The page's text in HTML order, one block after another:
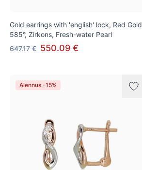
Gold earrings with 'english' lock, Red Gold
585°, Zirkons, Fresh-water Pearl
647.17 € 550.09 €
Alennus -15%